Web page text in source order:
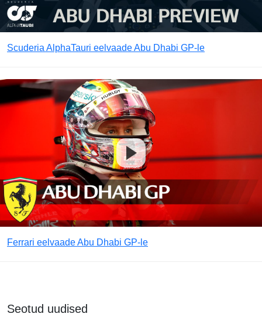
Scuderia AlphaTauri eelvaade Abu Dhabi GP-le
Ferrari eelvaade Abu Dhabi GP-le
Seotud uudised